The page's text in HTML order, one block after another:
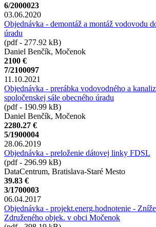
6/2000023
03.06.2020
Objednávka - demontáž a montáž vodovodu
úradu
(pdf - 277.92 kB)
Daniel Benčík, Močenok
2100 €
7/2100097
11.10.2021
Objednávka - prerábka vodovodného a
spoločenskej sále obecného úradu
(pdf - 190.99 kB)
Daniel Benčík, Močenok
2280.27 €
5/1900004
28.06.2019
Objednávka - preloženie dátovej linky FDSL
(pdf - 296.99 kB)
DataCentrum, Bratislava-Staré Mesto
39.83 €
3/1700003
06.04.2017
Objednávka - projekt.energ.hodnotenie -
Združeného objek. v obci Močenok